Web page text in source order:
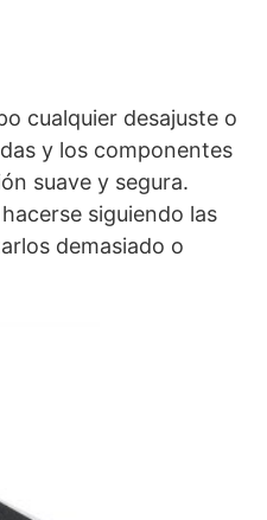
cualquier desajuste o
y los componentes
suave y segura.
siguiendo las
demasiado o